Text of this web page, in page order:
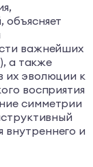
важнейших
а также
их эволюции к
восприятия
симметрии
и